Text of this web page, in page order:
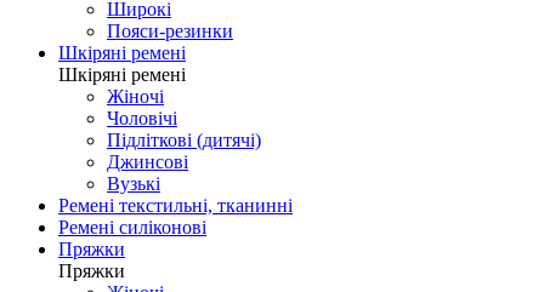
Широкі
Пояси-резинки
Шкіряні ремені
Шкіряні ремені
Жіночі
Чоловічі
Підліткові (дитячі)
Джинсові
Вузькі
Ремені текстильні, тканинні
Ремені силіконові
Пряжки
Пряжки